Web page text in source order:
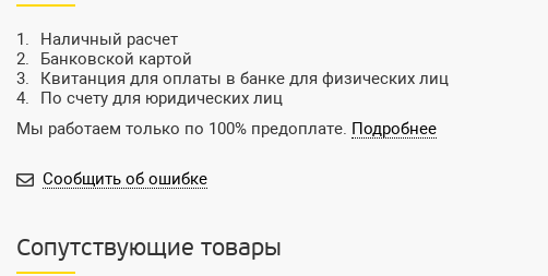
Наличный расчет
Банковской картой
Квитанция для оплаты в банке для физических лиц
По счету для юридических лиц
Мы работаем только по 100% предоплате. Подробнее
Сообщить об ошибке
Сопутствующие товары